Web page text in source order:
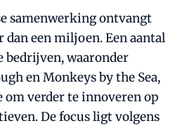
samenwerking ontvangt
dan een miljoen. Een aantal
bedrijven, waaronder
en Monkeys by the Sea,
om verder te innoveren op
De focus ligt volgens